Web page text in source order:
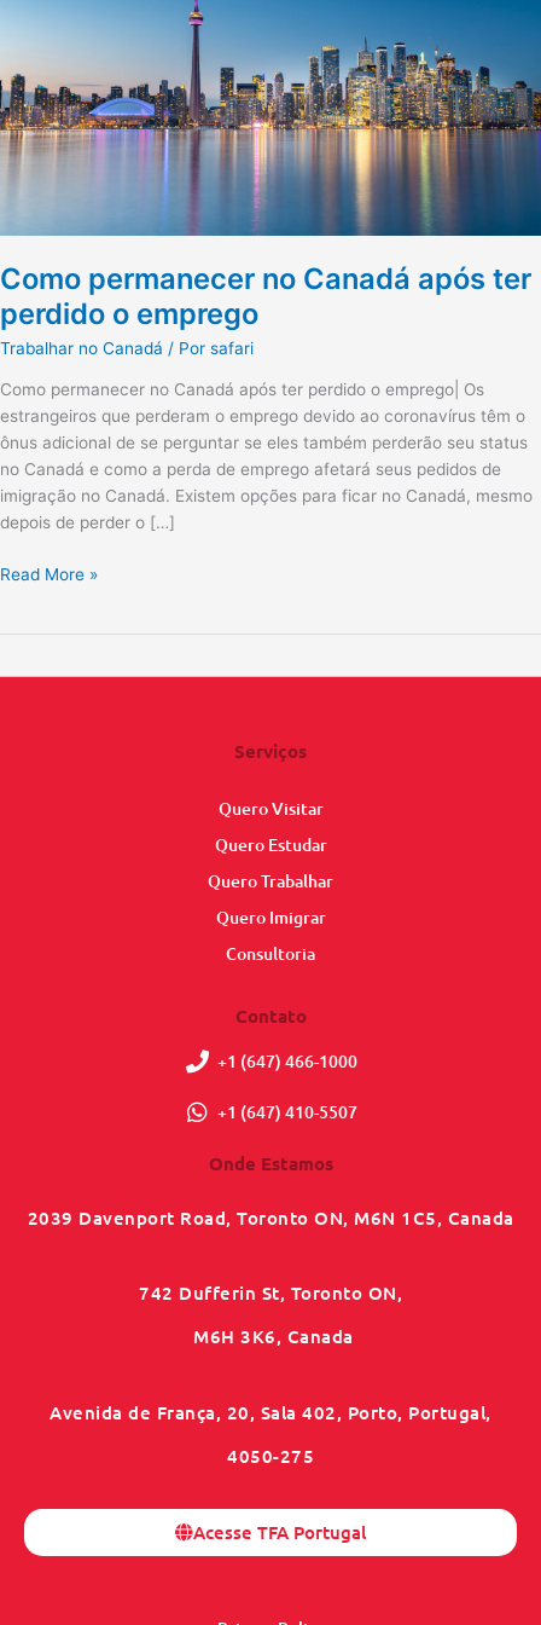
Como permanecer no Canadá após ter
perdido o emprego
Trabalhar no Canadá / Por safari
Como permanecer no Canadá após ter perdido o emprego| Os
estrangeiros que perderam o emprego devido ao coronavírus têm o
ônus adicional de se perguntar se eles também perderão seu status
no Canadá e como a perda de emprego afetará seus pedidos de
imigração no Canadá. Existem opções para ficar no Canadá, mesmo
depois de perder o […]
emprego
Read More »
Serviços
Quero Visitar
Quero Estudar
Quero Trabalhar
Quero Imigrar
Consultoria
Contato
+1 (647) 466-1000
+1 (647) 410-5507
Onde Estamos
2039 Davenport Road, Toronto ON, M6N 1C5, Canada
742 Dufferin St, Toronto ON,
M6H 3K6, Canada
Avenida de França, 20, Sala 402, Porto, Portugal,
4050-275
Acesse TFA Portugal